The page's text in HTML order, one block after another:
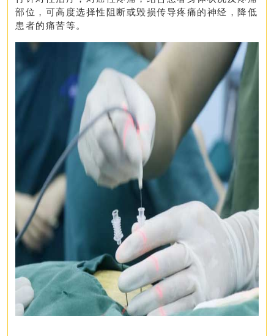
部位， 可高度选择性阻断或毁损传导疼痛的神经， 降低
患者的痛苦等。